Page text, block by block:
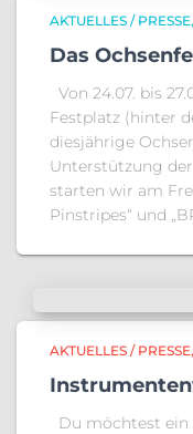
AKTUELLES / PRESSE
Das
Von 24.07. bis
Festplatz (hinter
diesjährige
Unterstützung
starten wir am
Pinstripes“ und
AKTUELLES / PRESSE
Du möchtest